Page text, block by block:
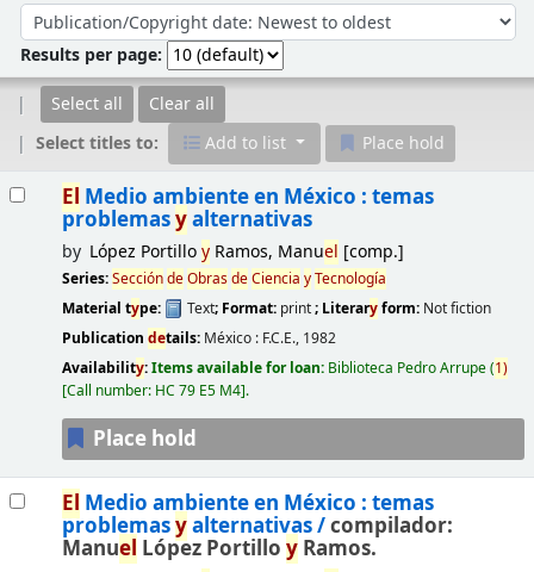
Sort by:
Results per page:
Select all
Clear all
Select titles to:
Add to list Place hold
El Medio ambiente en México : temas
problemasyalternativas
by López PortilloyRamos, Manuel [comp.]
Series:SeccióndeObrasdeCiencia yTecnología
Material type: Text; Format: print; Literaryform: Not fiction
Publication details: México : F.C.E., 1982
Availability:Items available for loan: Biblioteca Pedro Arrupe(1)
Call number: HC 79 E5 M4 .
Place hold
El Medio ambiente en México : temas
problemasyalternativas /compilador:
Manuel López Portillo yRamos.